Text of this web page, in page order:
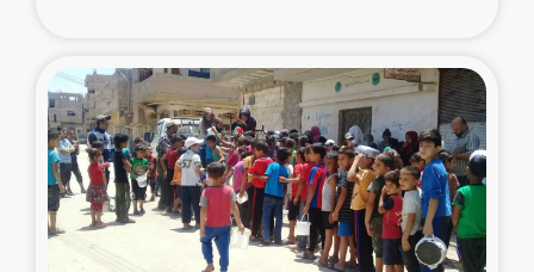
ミャンマー緊急支援
タイ国境ミャンマー移民子ども支援
漁民によるマングローブ植林活動
レバノンでのシリア難民への食糧・越冬支援